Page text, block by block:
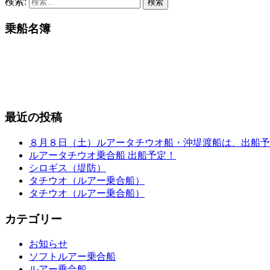
乗船名簿
最近の投稿
８月８日（土）ルアータチウオ船・沖堤渡船は、出船
ルアータチウオ乗合船 出船予定！
シロギス（堤防）
タチウオ（ルアー乗合船）
タチウオ（ルアー乗合船）
カテゴリー
お知らせ
ソフトルアー乗合船